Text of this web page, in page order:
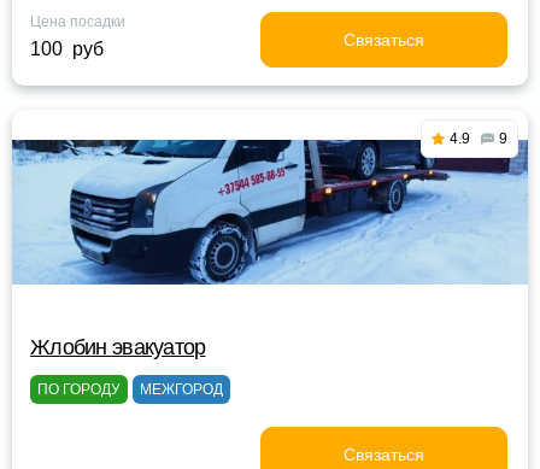
Цена посадки
100 руб Связаться
4.9 9
Жлобин эвакуатор
ПО ГОРОДУ МЕЖГОРОД
Связаться